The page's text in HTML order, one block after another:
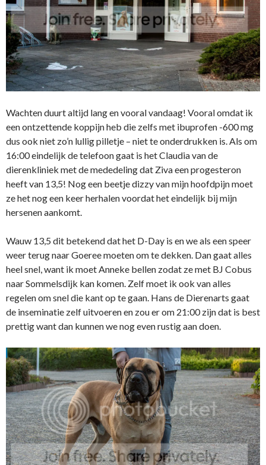
Wachten duurt altijd lang en vooral vandaag! Vooral omdat ik
een ontzettende koppijn heb die zelfs met ibuprofen -600 mg
dus ook niet zo’n lullig pilletje – niet te onderdrukken is. Als om
16:00 eindelijk de telefoon gaat is het Claudia van de
dierenkliniek met de mededeling dat Ziva een progesteron
heeft van 13,5! Nog een beetje dizzy van mijn hoofdpijn moet
ze het nog een keer herhalen voordat het eindelijk bij mijn
hersenen aankomt.
Wauw 13,5 dit betekend dat het D-Day is en we als een speer
weer terug naar Goeree moeten om te dekken. Dan gaat alles
heel snel, want ik moet Anneke bellen zodat ze met BJ Cobus
naar Sommelsdijk kan komen. Zelf moet ik ook van alles
regelen om snel die kant op te gaan. Hans de Dierenarts gaat
de inseminatie zelf uitvoeren en zou er om 21:00 zijn dat is best
prettig want dan kunnen we nog even rustig aan doen.